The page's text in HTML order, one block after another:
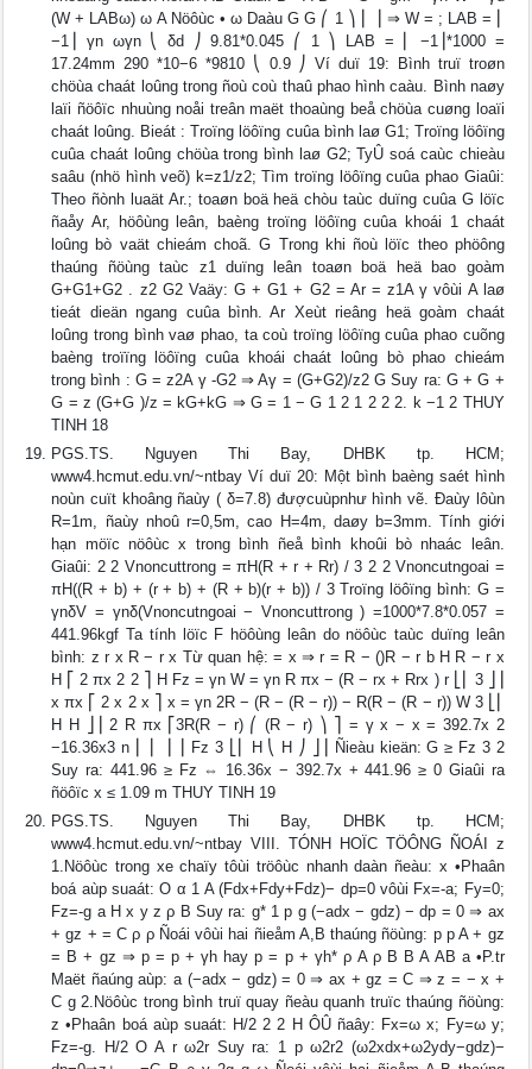
(W + LABω) ω A Nöôùc • ω Daàu G G ⎛ 1 ⎞ ⎜ ⎟ ⇒ W = ; LAB = ⎜
−1⎟ γn ωγn ⎝ δd ⎠ 9.81*0.045 ⎛ 1 ⎞ LAB = ⎜ −1⎟*1000 =
17.24mm 290 *10−6 *9810 ⎝ 0.9 ⎠ Ví duï 19: Bình truï troøn
chöùa chaát loûng trong ñoù coù thaû phao hình caàu. Bình naøy
laïi ñöôïc nhuùng noåi treân maët thoaùng beå chöùa cuøng loaïi
chaát loûng. Bieát : Troïng löôïng cuûa bình laø G1; Troïng löôïng
cuûa chaát loûng chöùa trong bình laø G2; TyÛ soá caùc chieàu
saâu (nhö hình veõ) k=z1/z2; Tìm troïng löôïng cuûa phao Giaûi:
Theo ñònh luaät Ar.; toaøn boä heä chòu taùc duïng cuûa G löïc
ñaåy Ar, höôùng leân, baèng troïng löôïng cuûa khoái 1 chaát
loûng bò vaät chieám choã. G Trong khi ñoù löïc theo phöông
thaúng ñöùng taùc z1 duïng leân toaøn boä heä bao goàm
G+G1+G2 . z2 G2 Vaäy: G + G1 + G2 = Ar = z1A γ vôùi A laø
tieát dieän ngang cuûa bình. Ar Xeùt rieâng heä goàm chaát
loûng trong bình vaø phao, ta coù troïng löôïng cuûa phao cuõng
baèng troïïng löôïng cuûa khoái chaát loûng bò phao chieám
trong bình : G = z2A γ -G2 ⇒ Aγ = (G+G2)/z2 G Suy ra: G + G +
G = z (G+G )/z = kG+kG ⇒ G = 1 − G 1 2 1 2 2 2. k −1 2 THUY
TINH 18
PGS.TS. Nguyen Thi Bay, DHBK tp. HCM;
www4.hcmut.edu.vn/~ntbay Ví duï 20: Một bình baèng saét hình
noùn cuït khoâng ñaùy ( δ=7.8) đượcuùpnhư hình vẽ. Đaùy lôùn
R=1m, ñaùy nhoû r=0,5m, cao H=4m, daøy b=3mm. Tính giới
hạn möïc nöôùc x trong bình ñeå bình khoûi bò nhaác leân.
Giaûi: 2 2 Vnoncuttrong = πH(R + r + Rr) / 3 2 2 Vnoncutngoai =
πH((R + b) + (r + b) + (R + b)(r + b)) / 3 Troïng löôïng bình: G =
γnδV = γnδ(Vnoncutngoai − Vnoncuttrong ) =1000*7.8*0.057 =
441.96kgf Ta tính löïc F höôùng leân do nöôùc taùc duïng leân
bình: z r x R − r x Từ quan hệ: = x ⇒ r = R − ()R − r b H R − r x
H ⎡ 2 πx 2 2 ⎤ H Fz = γn W = γn R πx − (R − rx + Rrx ) r ⎣⎢ 3 ⎦⎥
x πx ⎡ 2 x 2 x ⎤ x = γn 2R − (R − (R − r)) − R(R − (R − r)) W 3 ⎣⎢
H H ⎦⎥ 2 R πx ⎡3R(R − r) ⎛ (R − r) ⎞ ⎤ = γ x − x = 392.7x 2
−16.36x3 n ⎢ ⎜ ⎟ ⎥ Fz 3 ⎣⎢ H ⎝ H ⎠ ⎦⎥ Ñieàu kieän: G ≥ Fz 3 2
Suy ra: 441.96 ≥ Fz ⇔ 16.36x − 392.7x + 441.96 ≥ 0 Giaûi ra
ñöôïc x ≤ 1.09 m THUY TINH 19
PGS.TS. Nguyen Thi Bay, DHBK tp. HCM;
www4.hcmut.edu.vn/~ntbay VIII. TÓNH HOÏC TÖÔNG ÑOÁI z
1.Nöôùc trong xe chaïy tôùi tröôùc nhanh daàn ñeàu: x •Phaân
boá aùp suaát: O α 1 A (Fdx+Fdy+Fdz)− dp=0 vôùi Fx=-a; Fy=0;
Fz=-g a H x y z ρ B Suy ra: g* 1 p g (−adx − gdz) − dp = 0 ⇒ ax
+ gz + = C ρ ρ Ñoái vôùi hai ñieåm A,B thaúng ñöùng: p p A + gz
= B + gz ⇒ p = p + γh hay p = p + γh* ρ A ρ B B A AB a •P.tr
Maët ñaúng aùp: a (−adx − gdz) = 0 ⇒ ax + gz = C ⇒ z = − x +
C g 2.Nöôùc trong bình truï quay ñeàu quanh truïc thaúng ñöùng:
z •Phaân boá aùp suaát: H/2 2 2 H ÔÛ ñaây: Fx=ω x; Fy=ω y;
Fz=-g. H/2 O A r ω2r Suy ra: 1 p ω2r2 (ω2xdx+ω2ydy−gdz)−